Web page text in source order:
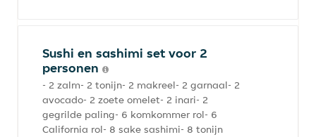
Sushi en sashimi set voor 2
personen
- 2 zalm- 2 tonijn- 2 makreel- 2 garnaal- 2
avocado- 2 zoete omelet- 2 inari- 2
gegrilde paling- 6 komkommer rol- 6
California rol- 8 sake sashimi- 8 tonijn